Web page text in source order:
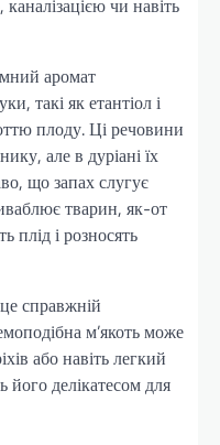
чи навіть
аромат
такі як етантіол і
плоду. Ці речовини
але в дуріані їх
що запах слугує
тварин, як-от
плід і розносять
справжній
м’якоть може
або навіть легкий
делікатесом для